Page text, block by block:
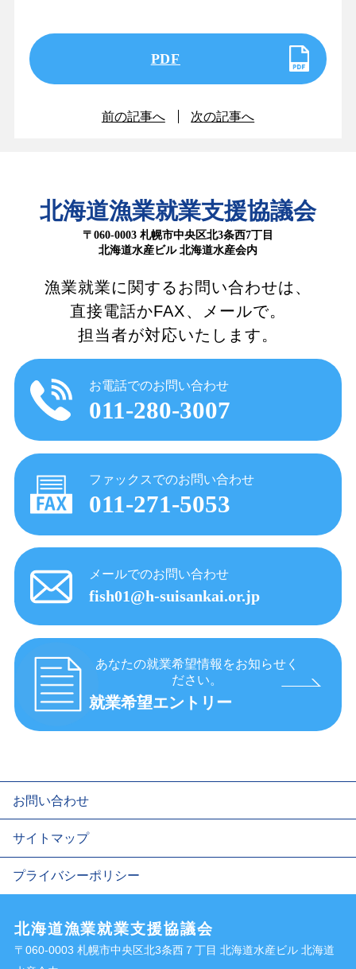
PDF
前の記事へ 次の記事へ
北海道漁業就業支援協議会
〒060-0003 札幌市中央区北3条西7丁目
北海道水産ビル 北海道水産会内
漁業就業に関するお問い合わせは、
直接電話かFAX、メールで。
担当者が対応いたします。
お電話でのお問い合わせ
011-280-3007
ファックスでのお問い合わせ
011-271-5053
メールでのお問い合わせ
fish01@h-suisankai.or.jp
あなたの就業希望情報をお知らせく
ださい。
就業希望エントリー
お問い合わせ
サイトマップ
プライバシーポリシー
北海道漁業就業支援協議会
〒060-0003 札幌市中央区北3条西７丁目 北海道水産ビル 北海道